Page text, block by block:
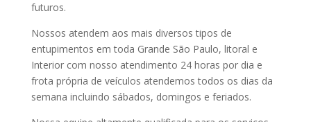
futuros.
Nossos atendem aos mais diversos tipos de
entupimentos em toda Grande São Paulo, litoral e
Interior com nosso atendimento 24 horas por dia e
frota própria de veículos atendemos todos os dias da
semana incluindo sábados, domingos e feriados.